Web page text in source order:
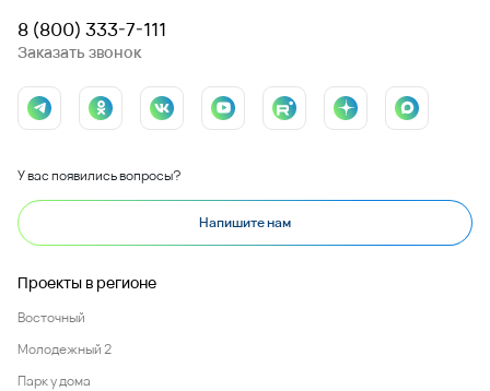
8 (800) 333-7-111
Заказать звонок
У вас появились вопросы?
Напишите нам
Проекты в регионе
Восточный
Молодежный 2
Парк у дома